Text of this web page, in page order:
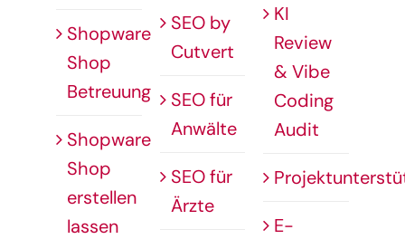
Shopware
Shop
Betreuung
Shopware
Shop
erstellen
lassen
SEO by
Cutvert
SEO für
Anwälte
SEO für
Ärzte
KI
Review
& Vibe
Coding
Audit
E-